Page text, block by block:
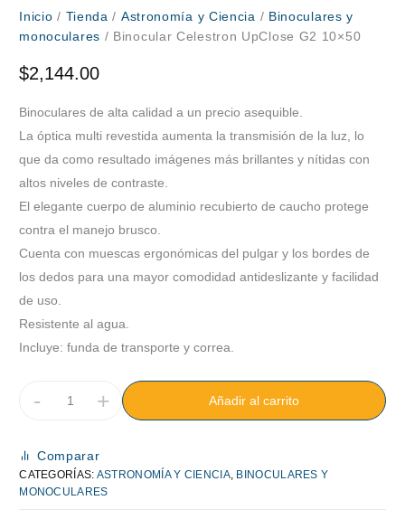
Inicio / Tienda / Astronomía y Ciencia / Binoculares y
monoculares / Binocular Celestron UpClose G2 10×50
$2,144.00
Binoculares de alta calidad a un precio asequible.
La óptica multi revestida aumenta la transmisión de la luz, lo
que da como resultado imágenes más brillantes y nítidas con
altos niveles de contraste.
El elegante cuerpo de aluminio recubierto de caucho protege
contra el manejo brusco.
Cuenta con muescas ergonómicas del pulgar y los bordes de
los dedos para una mayor comodidad antideslizante y facilidad
de uso.
Resistente al agua.
Incluye: funda de transporte y correa.
+
- Añadir al carrito
Comparar
CATEGORÍAS: ASTRONOMÍA Y CIENCIA, BINOCULARES Y
MONOCULARES